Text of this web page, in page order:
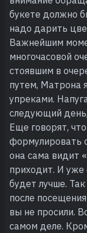
букете должно
надо дарить
Важнейшим
многочасовой
стоявшим в
путем, Матрона
упреками.
следующий
Еще говорят,
формулировать
она сама видит
приходит. И уже
будет лучше.
после
вы не просили.
самом деле.